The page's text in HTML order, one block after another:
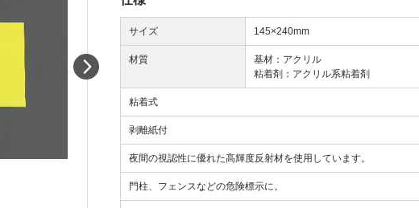
サイズ 145×240mm
材質
基材：アクリル
粘着剤：アクリル系粘着剤
粘着式
剥離紙付
夜間の視認性に優れた高輝度反射材を使用しています。
門柱、フェンスなどの危険標示に。